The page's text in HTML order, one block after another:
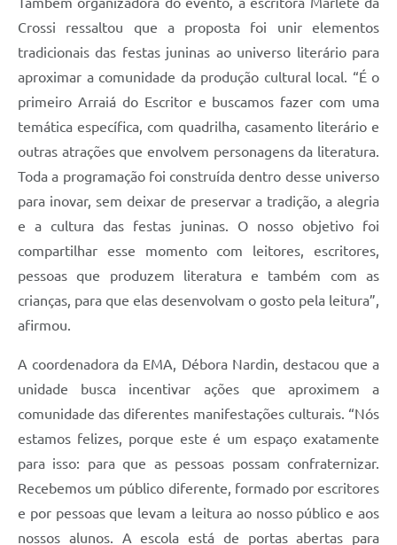
Crossi ressaltou que a proposta foi unir elementos
tradicionais das festas juninas ao universo literário para
aproximar a comunidade da produção cultural local. “É o
primeiro Arraiá do Escritor e buscamos fazer com uma
temática específica, com quadrilha, casamento literário e
outras atrações que envolvem personagens da literatura.
Toda a programação foi construída dentro desse universo
para inovar, sem deixar de preservar a tradição, a alegria
e a cultura das festas juninas. O nosso objetivo foi
compartilhar esse momento com leitores, escritores,
pessoas que produzem literatura e também com as
crianças, para que elas desenvolvam o gosto pela leitura”,
afirmou.
A coordenadora da EMA, Débora Nardin, destacou que a
unidade busca incentivar ações que aproximem a
comunidade das diferentes manifestações culturais. “Nós
estamos felizes, porque este é um espaço exatamente
para isso: para que as pessoas possam confraternizar.
Recebemos um público diferente, formado por escritores
e por pessoas que levam a leitura ao nosso público e aos
nossos alunos. A escola está de portas abertas para